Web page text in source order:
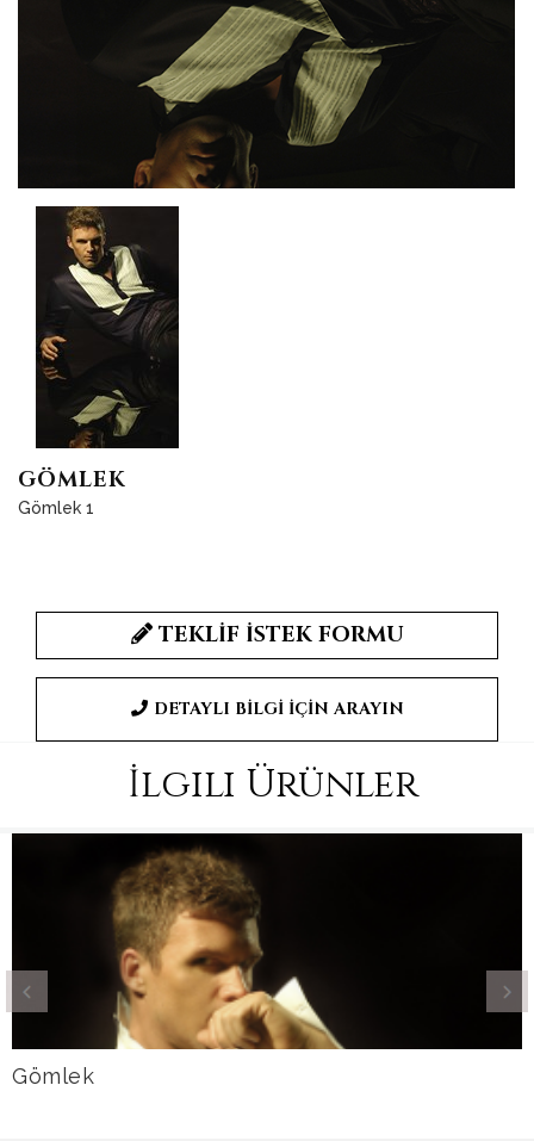
GÖMLEK
Gömlek 1
TEKLİF İSTEK FORMU
DETAYLI BİLGİ İÇİN ARAYIN
İlgili Ürünler
Gömlek